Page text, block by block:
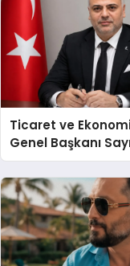
Ticaret ve
Genel Başkanı
Ulutaş, ekonomiye
açıklamada